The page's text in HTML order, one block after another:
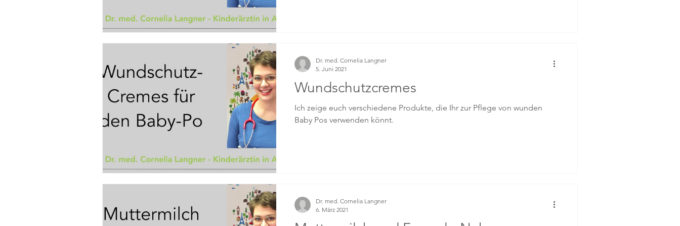
Wundschutzcremes
Ich zeige euch verschiedene Produkte, die Ihr zur Pflege von wunden
Baby Pos verwenden könnt.
Dr. med. Cornelia Langner
5. Juni 2021
Dr. med. Cornelia Langner
6. März 2021